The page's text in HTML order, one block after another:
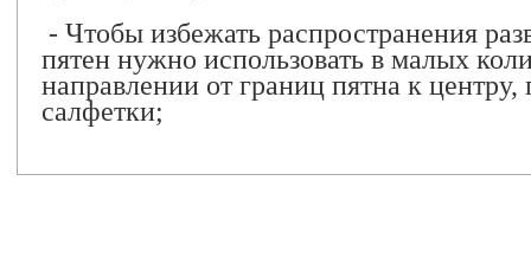
- Чтобы избежать распространения
пятен нужно использовать в малых
направлении от границ пятна к центру,
салфетки;